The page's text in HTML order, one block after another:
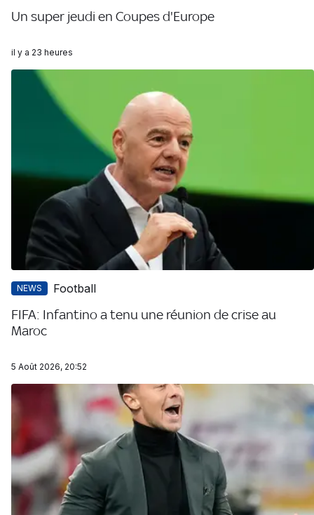
Un super jeudi en Coupes d'Europe
il y a 23 heures
NEWS Football
FIFA: Infantino a tenu une réunion de crise au
Maroc
5 Août 2026, 20:52